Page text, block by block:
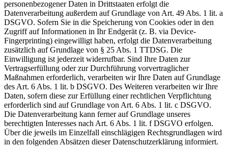
personenbezogener Daten in Drittstaaten erfolgt die
Datenverarbeitung außerdem auf Grundlage von Art. 49 Abs. 1 lit. a
DSGVO. Sofern Sie in die Speicherung von Cookies oder in den
Zugriff auf Informationen in Ihr Endgerät (z. B. via Device-
Fingerprinting) eingewilligt haben, erfolgt die Datenverarbeitung
zusätzlich auf Grundlage von § 25 Abs. 1 TTDSG. Die
Einwilligung ist jederzeit widerrufbar. Sind Ihre Daten zur
Vertragserfüllung oder zur Durchführung vorvertraglicher
Maßnahmen erforderlich, verarbeiten wir Ihre Daten auf Grundlage
des Art. 6 Abs. 1 lit. b DSGVO. Des Weiteren verarbeiten wir Ihre
Daten, sofern diese zur Erfüllung einer rechtlichen Verpflichtung
erforderlich sind auf Grundlage von Art. 6 Abs. 1 lit. c DSGVO.
Die Datenverarbeitung kann ferner auf Grundlage unseres
berechtigten Interesses nach Art. 6 Abs. 1 lit. f DSGVO erfolgen.
Über die jeweils im Einzelfall einschlägigen Rechtsgrundlagen wird
in den folgenden Absätzen dieser Datenschutzerklärung informiert.